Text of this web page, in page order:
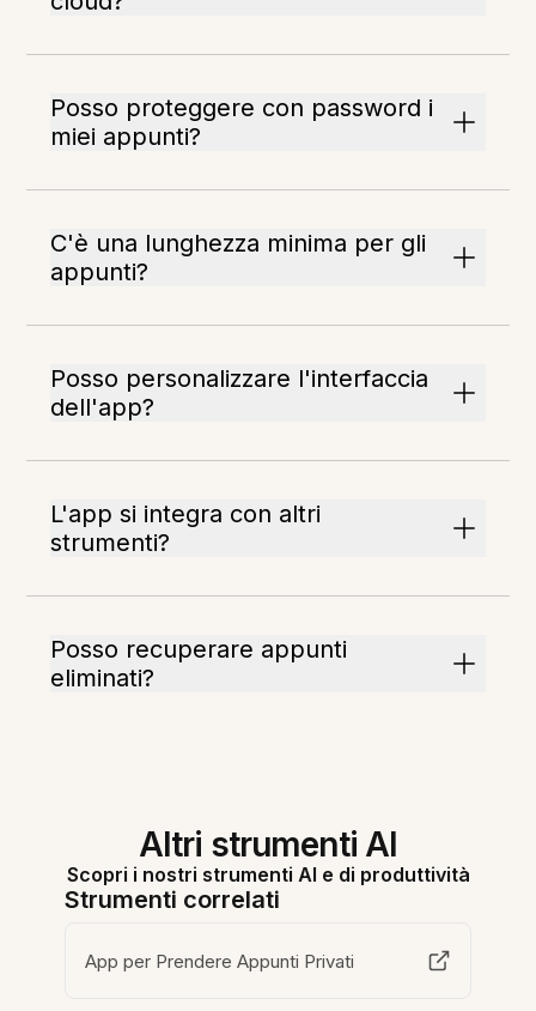
Posso proteggere con password i
miei appunti?
C'è una lunghezza minima per gli
appunti?
Posso personalizzare l'interfaccia
dell'app?
L'app si integra con altri
strumenti?
Posso recuperare appunti
eliminati?
Altri strumenti AI
Scopri i nostri strumenti AI e di produttività
Strumenti correlati
App per Prendere Appunti Privati